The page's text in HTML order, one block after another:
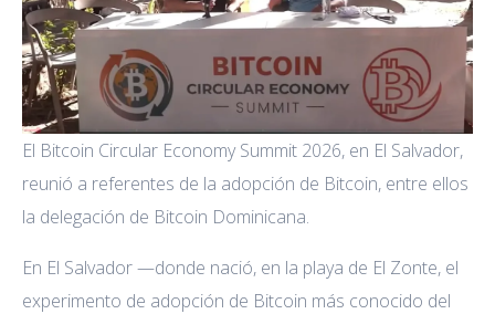
El Bitcoin Circular Economy Summit 2026, en El Salvador,
reunió a referentes de la adopción de Bitcoin, entre ellos
la delegación de Bitcoin Dominicana.
En El Salvador —donde nació, en la playa de El Zonte, el
experimento de adopción de Bitcoin más conocido del